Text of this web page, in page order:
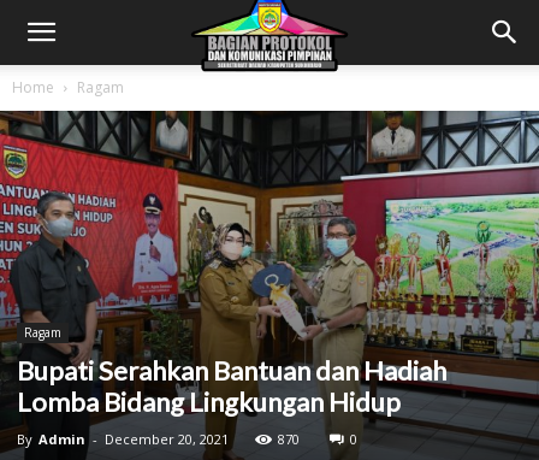
Home Ragam
Ragam
Bupati Serahkan Bantuan dan Hadiah
Lomba Bidang Lingkungan Hidup
By Admin - December 20, 2021 870 0